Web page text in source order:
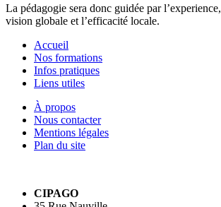
La pédagogie sera donc guidée par
vision globale et l’efficacité locale.
Accueil
Nos formations
Infos pratiques
Liens utiles
À propos
Nous contacter
Mentions légales
Plan du site
CIPAGO